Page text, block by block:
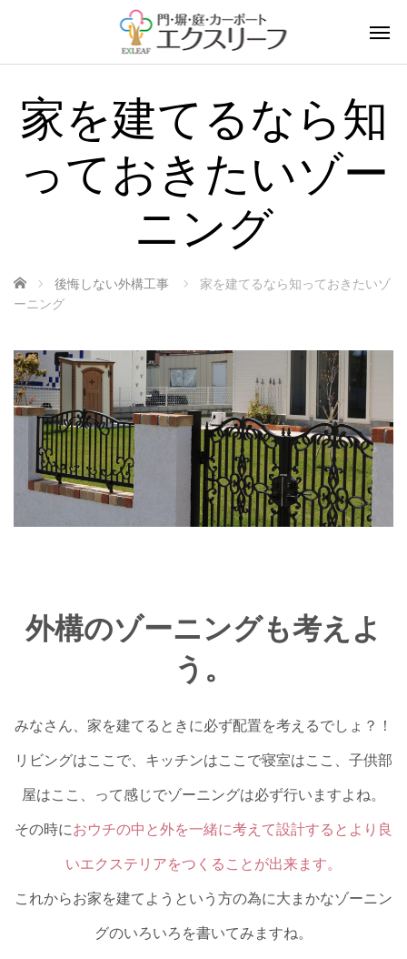
家を建てるなら知
っておきたいゾー
ニング
ホーム 後悔しない外構工事
家を建てるなら知っておきたいゾ
ーニング
外構のゾーニングも考えよ
う。
みなさん、家を建てるときに必ず配置を考えるでしょ？！
リビングはここで、キッチンはここで寝室はここ、子供部
屋はここ、って感じでゾーニングは必ず行いますよね。
その時におウチの中と外を一緒に考えて設計するとより良
いエクステリアをつくることが出来ます。
これからお家を建てようという方の為に大まかなゾーニン
グのいろいろを書いてみますね。